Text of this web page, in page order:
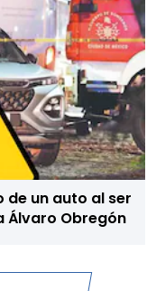
de un auto al ser
Álvaro Obregón